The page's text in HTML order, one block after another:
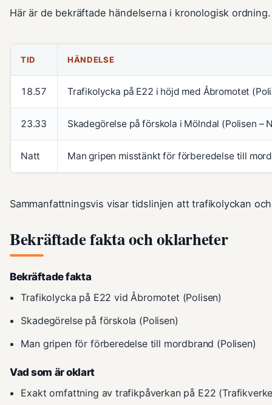
Här är de bekräftade händelserna i kronologisk ordning.
TID HÄNDELSE
18.57 Trafikolycka på E22 i höjd med Åbromotet
23.33 Skadegörelse på förskola i Mölndal (Polisen –
Natt Man gripen misstänkt för förberedelse till
Sammanfattningsvis visar tidslinjen att trafikolyckan
Bekräftade fakta och oklarheter
Bekräftade fakta
Trafikolycka på E22 vid Åbromotet (Polisen)
Skadegörelse på förskola (Polisen)
Man gripen för förberedelse till mordbrand (Polisen)
Vad som är oklart
Exakt omfattning av trafikpåverkan på E22